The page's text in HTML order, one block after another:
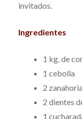
invitados.
Ingredientes
1 kg. de
1 cebolla
2
2 dientes
1